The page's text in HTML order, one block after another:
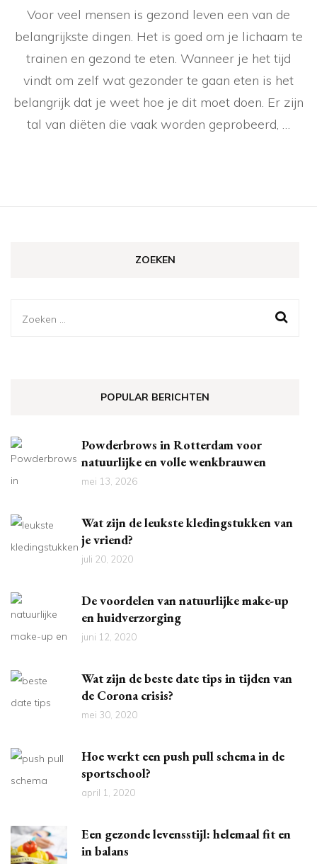
Voor veel mensen is gezond leven een van de
belangrijkste dingen. Het is goed om je lichaam te
trainen en gezond te eten. Wanneer je het tijd
vindt om zelf wat gezonder te gaan eten is het
belangrijk dat je weet hoe je dit moet doen. Er zijn
tal van diëten die vaak worden geprobeerd, …
ZOEKEN
Zoeken
POPULAR BERICHTEN
Powderbrows in Rotterdam voor
natuurlijke en volle wenkbrauwen
mei 13, 2026
Wat zijn de leukste kledingstukken van
je vriend?
juli 20, 2020
De voordelen van natuurlijke make-up
en huidverzorging
juni 12, 2020
Wat zijn de beste date tips in tijden van
de Corona crisis?
mei 30, 2020
Hoe werkt een push pull schema in de
sportschool?
april 1, 2020
Een gezonde levensstijl: helemaal fit en
in balans